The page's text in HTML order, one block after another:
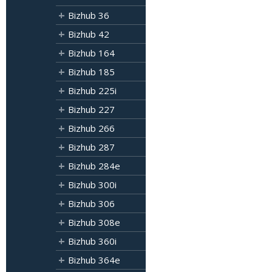
Bizhub 36
Bizhub 42
Bizhub 164
Bizhub 185
Bizhub 225i
Bizhub 227
Bizhub 266
Bizhub 287
Bizhub 284e
Bizhub 300i
Bizhub 306
Bizhub 308e
Bizhub 360i
Bizhub 364e